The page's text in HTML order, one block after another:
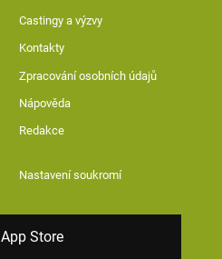
Castingy a výzvy
Kontakty
Zpracování osobních údajů
Nápověda
Redakce
Nastavení soukromí
App Store